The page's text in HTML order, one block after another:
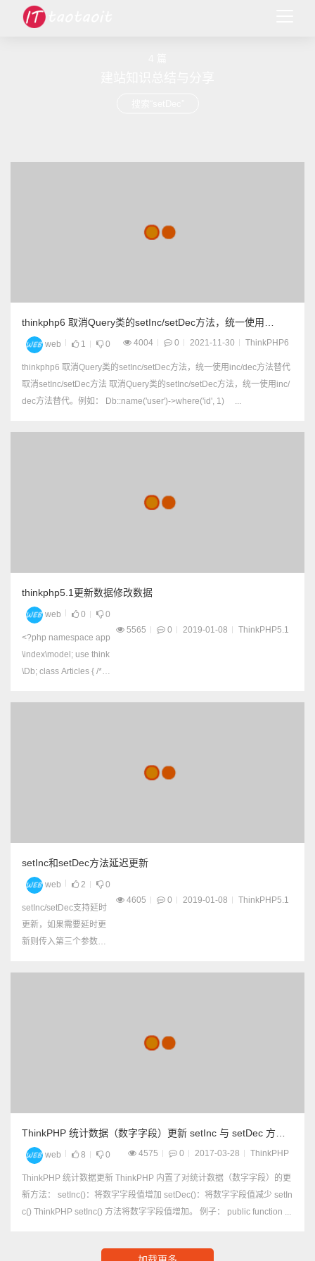
thinkphp6 取消Query类的setInc/setDec方法，统一使用
inc/dec方法替代
web 1 0 4004 0 2021-11-30 ThinkPHP6
thinkphp6 取消Query类的setInc/setDec方法，统一使用inc/dec方法替代
取消setInc/setDec方法 取消Query类的setInc/setDec方法，统一使用inc/
dec方法替代。例如： Db::name('user')->where('id', 1) ...
thinkphp5.1更新数据修改数据
web 0
0
5565
0 2019-01-08 ThinkPHP5.1
<?php namespace app
\index\model; use think
\Db; class Articles { /** *
on update(){ $data = ['a
setInc和setDec方法延迟更新
web 2
0
4605
0 2019-01-08 ThinkPHP5.1
setInc/setDec支持延时
更新，如果需要延时更
新则传入第三个参数，
Db::name('user')->wher
ThinkPHP 统计数据（数字字段）更新 setInc 与 setDec 方
法，加减
web 8 0 4575 0 2017-03-28 ThinkPHP
ThinkPHP 统计数据更新 ThinkPHP 内置了对统计数据（数字字段）的更
新方法： setInc()：将数字字段值增加 setDec()：将数字字段值减少 setIn
c() ThinkPHP setInc() 方法将数字字段值增加。 例子： public function ...